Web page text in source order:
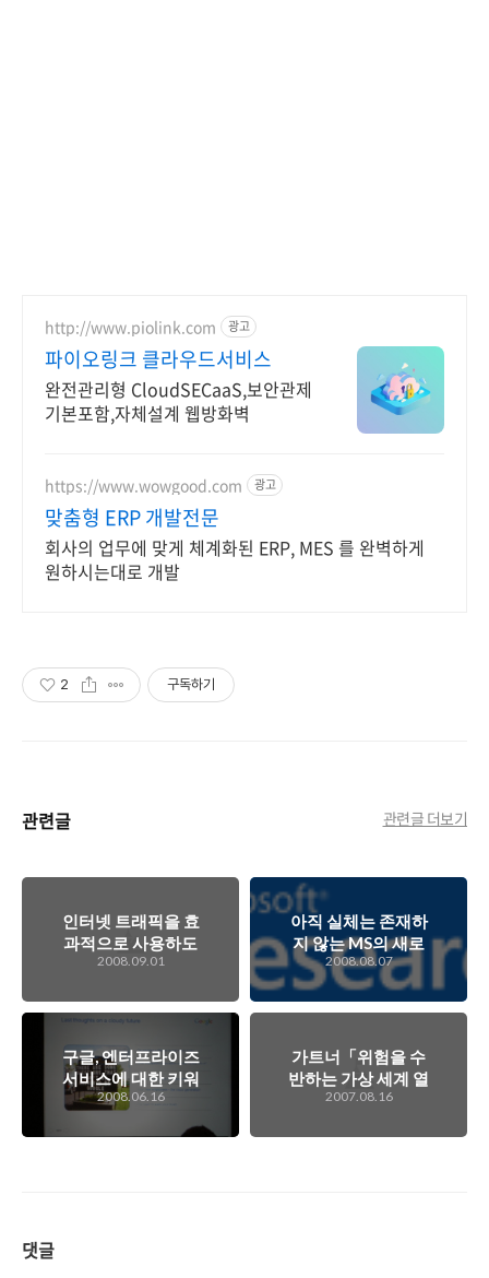
http://www.piolink.com 광고
파이오링크 클라우드서비스
완전관리형 CloudSECaaS,보안관제
기본포함,자체설계 웹방화벽
https://www.wowgood.com 광고
맞춤형 ERP 개발전문
회사의 업무에 맞게 체계화된 ERP, MES 를 완벽하게
원하시는대로 개발
2 구독하기
관련글 관련글 더보기
인터넷 트래픽을 효
과적으로 사용하도
록 노력해야 할 필요
2008.09.01
아직 실체는 존재하
지 않는 MS의 새로
운 OS 프로젝트 '미
도리'
2008.08.07
구글, 엔터프라이즈
서비스에 대한 키워
드는 '클라우드컴퓨
2008.06.16
가트너「위험을 수
반하는 가상 세계 열
풍」
2007.08.16
댓글